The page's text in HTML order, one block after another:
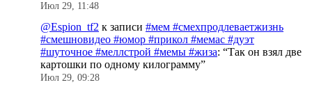
Июл 29, 11:48
@Espion_tf2 к записи #мем #смехпродлеваетжизнь
#смешновидео #юмор #прикол #мемас #дуэт
#шуточное #меллстрой #мемы #жиза: “Так он взял две
картошки по одному килограмму”
Июл 29, 09:28